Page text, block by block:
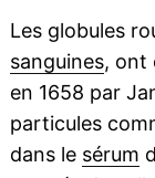
Les globules
sanguines, ont
en 1658 par
particules
dans le sérum